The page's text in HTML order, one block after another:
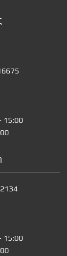
15:00
15:00